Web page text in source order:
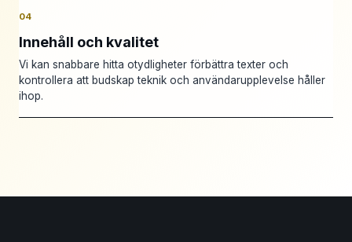
04
Innehåll och kvalitet
Vi kan snabbare hitta otydligheter förbättra texter och
kontrollera att budskap teknik och användarupplevelse håller
ihop.